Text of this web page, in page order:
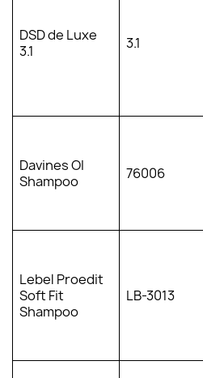
DSD de Luxe
3.1
3.1
Davines OI
Shampoo
76006
Lebel Proedit
Soft Fit
Shampoo
LB-3013